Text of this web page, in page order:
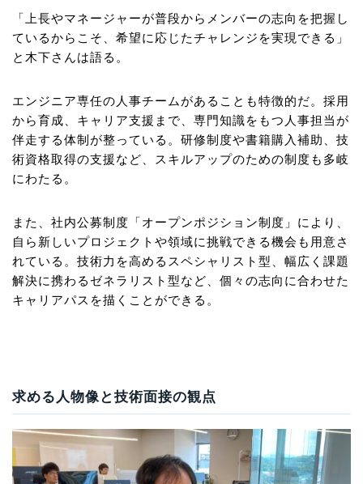
「上長やマネージャーが普段からメンバーの志向を把握し
ているからこそ、希望に応じたチャレンジを実現できる」
と木下さんは語る。
エンジニア専任の人事チームがあることも特徴的だ。採用
から育成、キャリア支援まで、専門知識をもつ人事担当が
伴走する体制が整っている。研修制度や書籍購入補助、技
術資格取得の支援など、スキルアップのための制度も多岐
にわたる。
また、社内公募制度「オープンポジション制度」により、
自ら新しいプロジェクトや領域に挑戦できる機会も用意さ
れている。技術力を高めるスペシャリスト型、幅広く課題
解決に携わるゼネラリスト型など、個々の志向に合わせた
キャリアパスを描くことができる。
求める人物像と技術面接の観点